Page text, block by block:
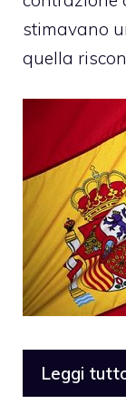
stimavano
quella
Leggi